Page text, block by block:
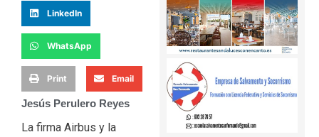
LinkedIn
WhatsApp
Print Email
Jesús Perulero Reyes
La firma Airbus y la